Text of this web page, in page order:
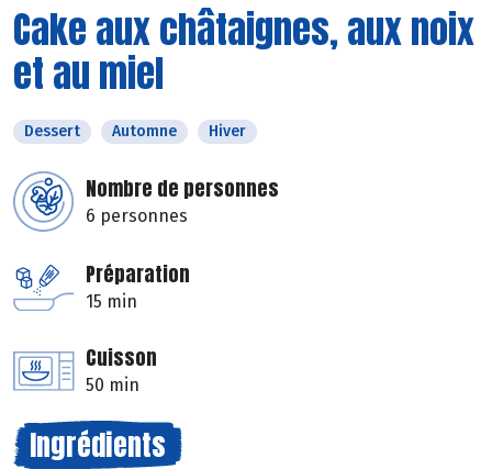
Cake aux châtaignes, aux noix
et au miel
Dessert Automne Hiver
Nombre de personnes
6 personnes
Préparation
15 min
Cuisson
50 min
Ingrédients